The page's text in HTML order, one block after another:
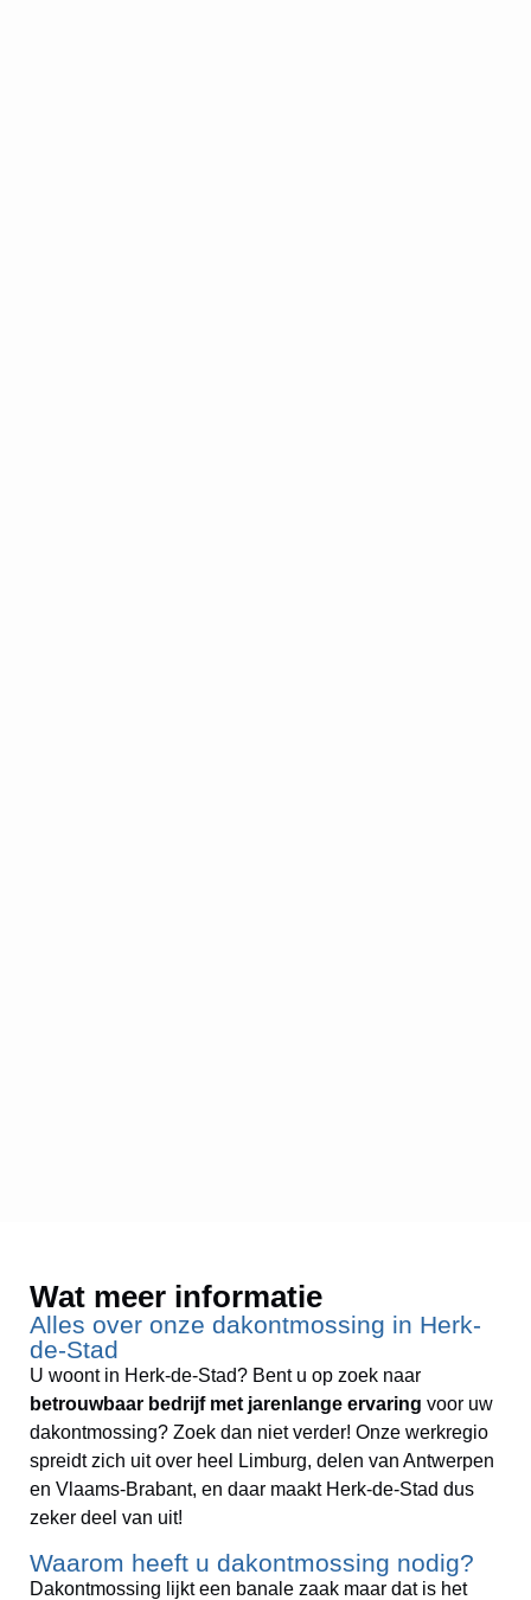
Wat meer informatie
Alles over onze dakontmossing in Herk-
de-Stad
U woont in Herk-de-Stad? Bent u op zoek naar
betrouwbaar bedrijf met jarenlange ervaring voor uw
dakontmossing? Zoek dan niet verder! Onze werkregio
spreidt zich uit over heel Limburg, delen van Antwerpen
en Vlaams-Brabant, en daar maakt Herk-de-Stad dus
zeker deel van uit!
Waarom heeft u dakontmossing nodig?
Dakontmossing lijkt een banale zaak maar dat is het